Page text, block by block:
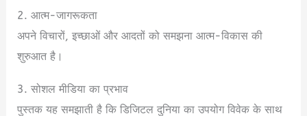
2. आत्म-जागरूकता
अपने विचारों, इच्छाओं और आदतों को समझना आत्म-विकास की
शुरुआत है।
3. सोशल मीडिया का प्रभाव
पुस्तक यह समझाती है कि डिजिटल दुनिया का उपयोग विवेक के साथ